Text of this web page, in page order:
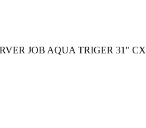
JOB AQUA TRIGER 31″ CX